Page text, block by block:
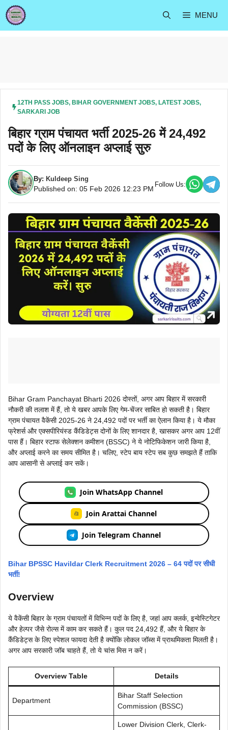
Skip
to
content
MENU
12TH PASS JOBS, BIHAR GOVERNMENT JOBS, LATEST JOBS,
SARKARI JOB
बिहार ग्राम पंचायत भर्ती 2025-26 में 24,492
पदों के लिए ऑनलाइन अप्लाई सुरु
By: Kuldeep Sing
Published on: 05 Feb 2026 12:23 PM
Follow Us:
Bihar Gram Panchayat Bharti 2026 दोस्तों, अगर आप बिहार में सरकारी
नौकरी की तलाश में हैं, तो ये खबर आपके लिए गेम-चेंजर साबित हो सकती है। बिहार
ग्राम पंचायत वैकेंसी 2025-26 ने 24,492 पदों पर भर्ती का ऐलान किया है। ये मौका
फ्रेशर्स और एक्सपीरियंस्ड कैंडिडेट्स दोनों के लिए शानदार है, खासकर अगर आप 12वीं
पास हैं। बिहार स्टाफ सेलेक्शन कमीशन (BSSC) ने ये नोटिफिकेशन जारी किया है,
और अप्लाई करने का समय सीमित है। चलिए, स्टेप बाय स्टेप सब कुछ समझते हैं ताकि
आप आसानी से अप्लाई कर सकें।
Join WhatsApp Channel
Join Arattai Channel
Join Telegram Channel
Bihar BPSSC Havildar Clerk Recruitment 2026 – 64 पदों पर सीधी
भर्ती!
Overview
ये वैकेंसी बिहार के ग्राम पंचायतों में विभिन्न पदों के लिए है, जहां आप क्लर्क, इन्वेस्टिगेटर
और हेल्पर जैसे रोल्स में काम कर सकते हैं। कुल पद 24,492 हैं, और ये बिहार के
कैंडिडेट्स के लिए स्पेशल फायदा देती है क्योंकि लोकल जॉब्स में प्राथमिकता मिलती है।
अगर आप सरकारी जॉब चाहते हैं, तो ये चांस मिस न करें।
Overview Table Details
Department
Bihar Staff Selection
Commission (BSSC)
Lower Division Clerk, Clerk-